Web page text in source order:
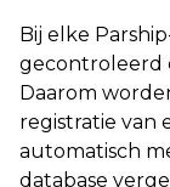
Bij elke
gecontroleerd
Daarom
registratie van
automatisch
database